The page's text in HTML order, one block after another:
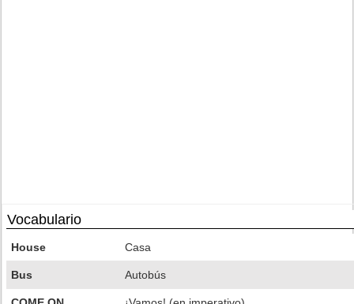
Vocabulario
House Casa
Bus Autobús